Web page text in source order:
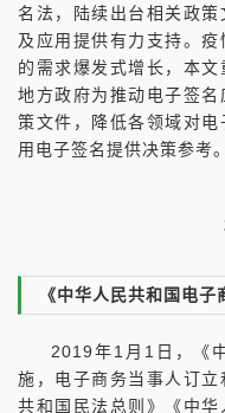
名法，陆续出台相关政
及应用提供有力支持。
的需求爆发式增长，本
地方政府为推动电子签
策文件，降低各领域对
用电子签名提供决策参考。
《中华人民共和国电子
2019年1月1日，《
施，电子商务当事人订
共和国民法总则》《中